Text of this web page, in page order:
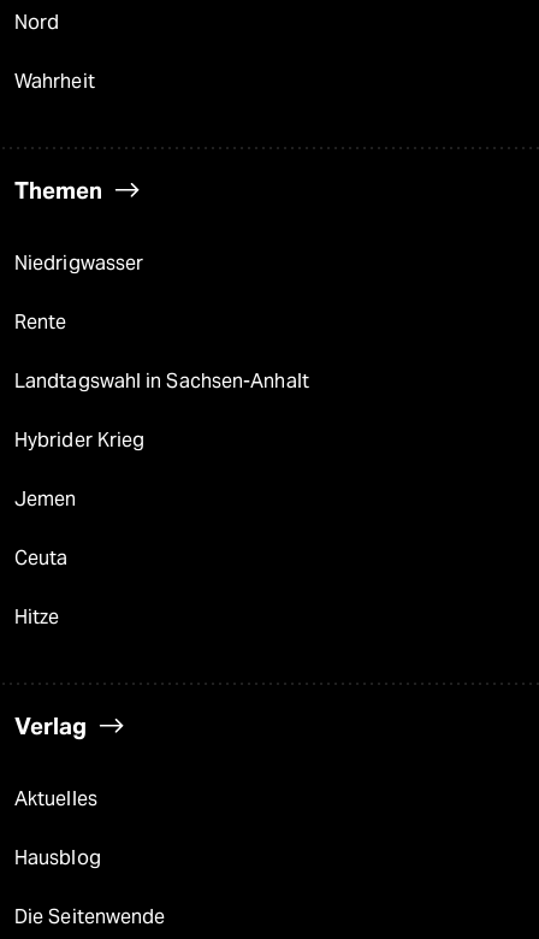
Nord
Wahrheit
Themen
Niedrigwasser
Rente
Landtagswahl in Sachsen-Anhalt
Hybrider Krieg
Jemen
Ceuta
Hitze
Verlag
Aktuelles
Hausblog
Die Seitenwende